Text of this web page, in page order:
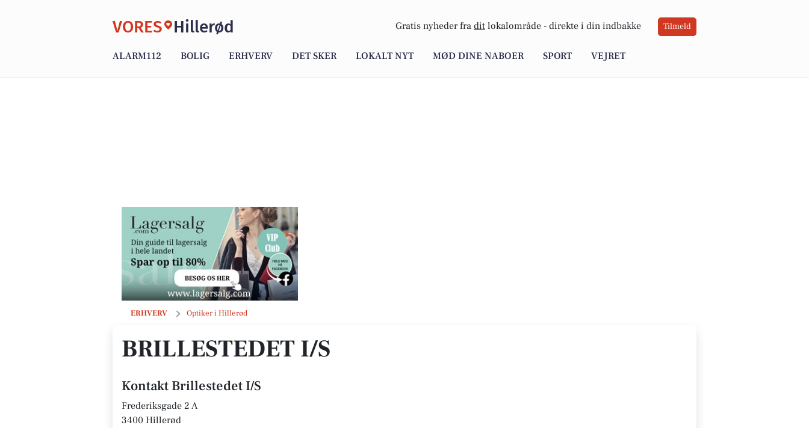
VORES Hillerød Gratis nyheder fra dit lokalområde - direkte i din indbakke Tilmeld
ALARM112 BOLIG ERHVERV DET SKER LOKALT NYT MØD DINE NABOER SPORT VEJRET
ERHVERV Optiker i Hillerød
Brillestedet I/S
BRILLESTEDET I/S
Kontakt Brillestedet I/S
Frederiksgade 2 A
3400 Hillerød